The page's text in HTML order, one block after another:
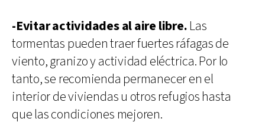
-Evitar actividades al aire libre.Las
tormentas pueden traer fuertes ráfagas de
viento, granizo y actividad eléctrica. Por lo
tanto, se recomienda permanecer en el
interior de viviendas u otros refugios hasta
que las condiciones mejoren.